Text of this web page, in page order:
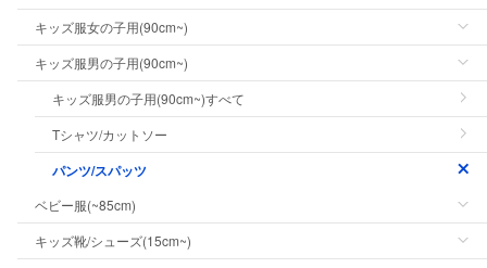
キッズ服女の子用(90cm~)
キッズ服男の子用(90cm~)
キッズ服男の子用(90cm~)すべて
Tシャツ/カットソー
パンツ/スパッツ
ベビー服(~85cm)
キッズ靴/シューズ(15cm~)